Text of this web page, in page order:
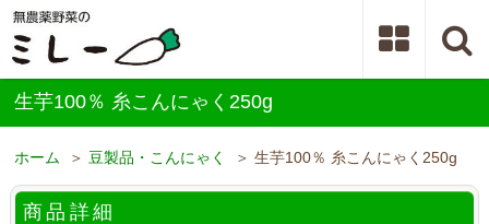
生芋100％ 糸こんにゃく250g
ホーム ＞豆製品・こんにゃく ＞ 生芋100％ 糸こんにゃく250g
商品詳細